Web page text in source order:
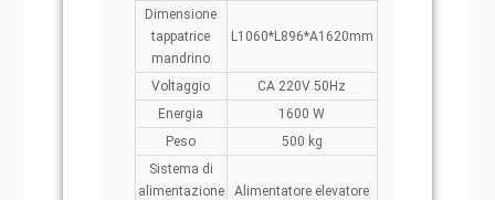
Dimensione
tappatrice
mandrino
L1060*L896*A1620mm
Voltaggio
CA 220V 50Hz
Energia
1600 W
Peso
500 kg
Sistema di
alimentazione
Alimentatore elevatore